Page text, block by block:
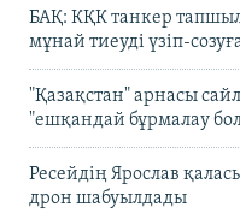
БАҚ: КҚК танкер
мұнай тиеуді үзіп-
"Қазақстан" арнасы
"ешқандай бұрмалау
Ресейдің Ярослав
дрон шабуылдады